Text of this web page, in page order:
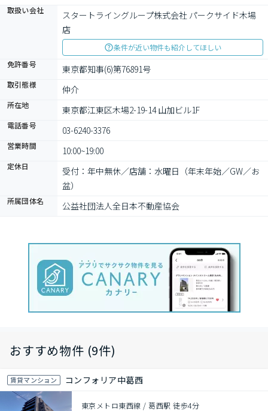
取扱い会社
スタートライングループ株式会社 パークサイド木場
店
条件が近い物件も紹介してほしい
免許番号
東京都知事(6)第76891号
取引態様 仲介
所在地 東京都江東区木場2-19-14 山加ビル1F
電話番号 03-6240-3376
営業時間 10:00~19:00
定休日
受付：年中無休／店舗：水曜日（年末年始／GW／お
盆）
所属団体名 公益社団法人全日本不動産協会
おすすめ物件 (9件)
賃貸マンション コンフォリア中葛西
東京メトロ東西線 / 葛西駅 徒歩4分